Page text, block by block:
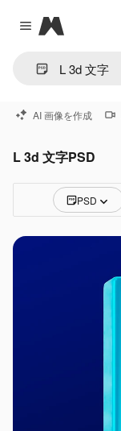
Close menu
Magnific
AI 画像を作成
L 3d 文字PSD
PSD